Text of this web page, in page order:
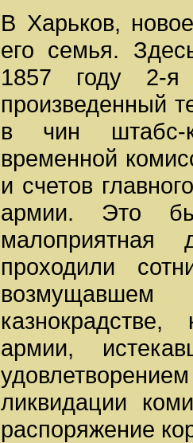
В Харьков,
его семья.
1857 году 2-я
произведенный
в чин штабс-
временной
и счетов
армии. Это
малоприятная
проходили
армии,
ликвидации
распоряжение